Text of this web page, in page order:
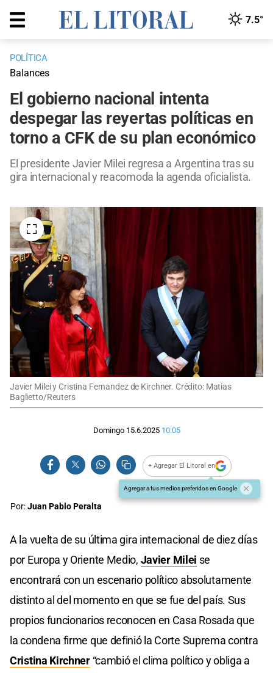
7.5°
POLÍTICA
Balances
El gobierno nacional intenta
despegar las reyertas políticas en
torno a CFK de su plan económico
El presidente Javier Milei regresa a Argentina tras su
gira internacional y reacomoda la agenda oficialista.
Javier Milei y Cristina Fernandez de Kirchner. Crédito: Matias
Baglietto/Reuters
Domingo 15.6.2025 10:05
+ Agregar El Litoral en
Agregar a tus medios preferidos en Google
Por:Juan Pablo Peralta
A la vuelta de su última gira internacional de diez días
por Europa y Oriente Medio, Javier Milei se
encontrará con un escenario político absolutamente
distinto al del momento en que se fue del país. Sus
propios funcionarios reconocen en Casa Rosada que
la condena firme que definió la Corte Suprema contra
Cristina Kirchner“cambió el clima político y obliga a